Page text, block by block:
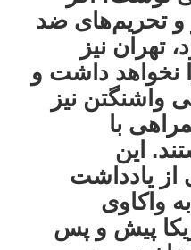
و تحریم‌های ضد
تهران نیز
نخواهد داشت و
واشنگتن نیز
با
این
از یادداشت
واکاوی
پیش و پس